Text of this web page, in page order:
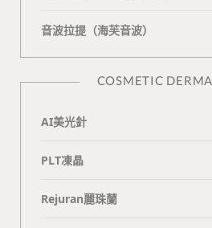
⾳波拉提（海芙⾳波）
COSMETIC
AI美光針
PLT凍晶
Rejuran麗珠蘭